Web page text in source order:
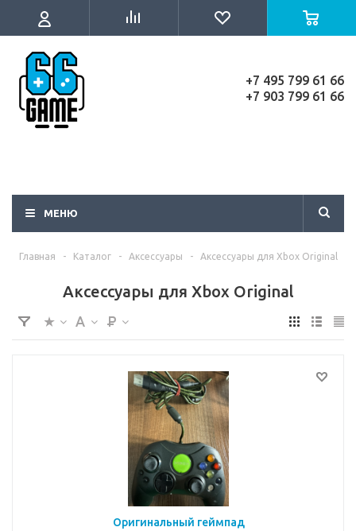
+7 495 799 61 66
+7 903 799 61 66
МЕНЮ
Главная - Каталог - Аксессуары - Аксессуары для Xbox Original
Аксессуары для Xbox Original
Оригинальный геймпад